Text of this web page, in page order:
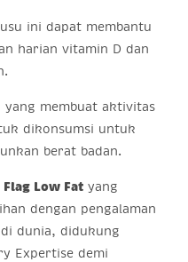
ini dapat membantu
harian vitamin D dan
yang membuat aktivitas
dikonsumsi untuk
berat badan.
Low Fat yang
dengan pengalaman
dunia, didukung
Expertise demi